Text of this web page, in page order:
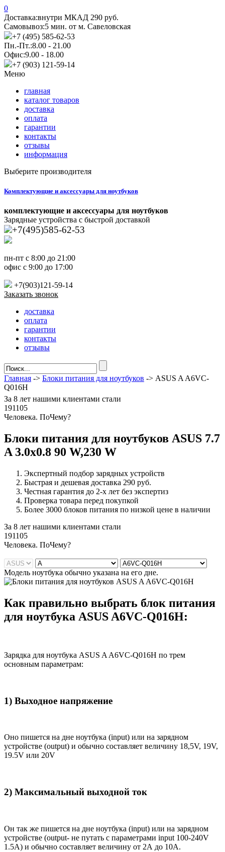
0
Доставка:внутри МКАД 290 руб.
Самовывоз:5 мин. от м. Савеловская
+7 (495) 585-62-53
Пн.-Пт.:8.00 - 21.00
Офис:9.00 - 18.00
+7 (903) 121-59-14
Меню
главная
каталог товаров
доставка
оплата
гарантии
контакты
отзывы
информация
Выберите производителя
Комплектующие и аксессуары для ноутбуков
комплектующие и аксессуары для ноутбуков
Зарядные устройства с быстрой доставкой
+7(495)585-62-53
пн-пт с 8:00 до 21:00
офис с 9:00 до 17:00
+7(903)121-59-14
Заказать звонок
доставка
оплата
гарантии
контакты
отзывы
Главная -> Блоки питания для ноутбуков -> ASUS A A6VC-
Q016H
За 8 лет нашими клиентами стали
191105
Человека. ПоЧему?
Блоки питания для ноутбуков ASUS 7.7
A 3.0x0.8 90 W,230 W
Экспертный подбор зарядных устройств
Быстрая и дешевая доставка 290 руб.
Честная гарантия до 2-х лет без экспертиз
Проверка товара перед покупкой
Более 3000 блоков питания по низкой цене в наличии
За 8 лет нашими клиентами стали
191105
Человека. ПоЧему?
Модель ноутбука обычно указана на его дне.
Как правильно выбрать блок питания
для ноутбука ASUS A6VC-Q016H:
Зарядка для ноутбука ASUS A A6VC-Q016H по трем
основным параметрам:
1) Выходное напряжение
Оно пишется на дне ноутбука (input) или на зарядном
устройстве (output) и обычно составляет величину 18,5V, 19V,
19.5V или 20V
2) Максимальный выходной ток
Он так же пишется на дне ноутбука (input) или на зарядном
устройстве (output- не путать с параметрами input 100-240V
1.5A) и обычно составляет величину от 2А до 10A.